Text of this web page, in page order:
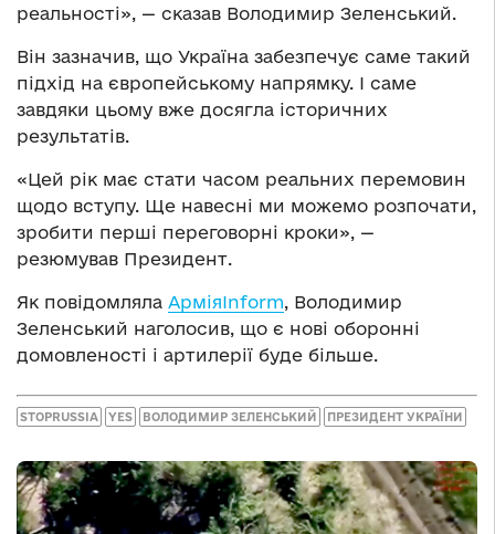
реальності», — сказав Володимир Зеленський.
Він зазначив, що Україна забезпечує саме такий
підхід на європейському напрямку. І саме
завдяки цьому вже досягла історичних
результатів.
«Цей рік має стати часом реальних перемовин
щодо вступу. Ще навесні ми можемо розпочати,
зробити перші переговорні кроки», —
резюмував Президент.
Як повідомляла АрміяInform, Володимир
Зеленський наголосив, що є нові оборонні
домовленості і артилерії буде більше.
STOPRUSSIA YES ВОЛОДИМИР ЗЕЛЕНСЬКИЙ ПРЕЗИДЕНТ УКРАЇНИ